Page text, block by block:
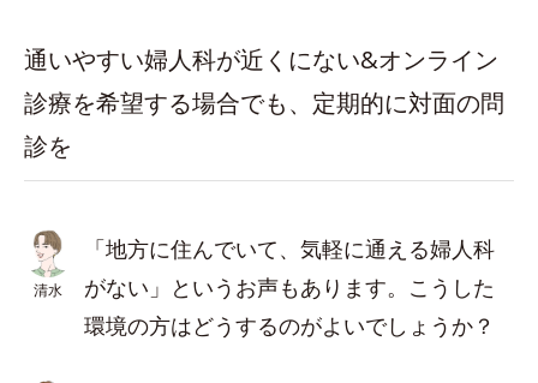
通いやすい婦人科が近くにない&オンライン
診療を希望する場合でも、定期的に対面の問
診を
清水
「地方に住んでいて、気軽に通える婦人科
がない」というお声もあります。こうした
環境の方はどうするのがよいでしょうか？